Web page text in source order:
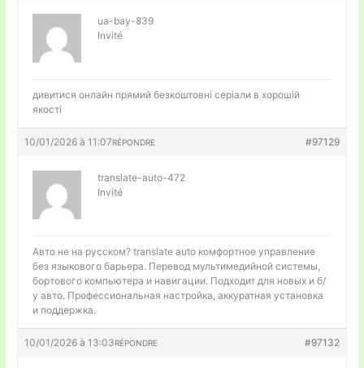
ua-bay-839
Invité
дивитися онлайн прямийбезкоштовні серіали в хорошій
якості
10/01/2026 à 11:07 #97129
RÉPONDRE
translate-auto-472
Invité
Авто не на русском?translate auto комфортное управление
без языкового барьера. Перевод мультимедийной системы,
бортового компьютера и навигации. Подходит для новых и б/
у авто. Профессиональная настройка, аккуратная установка
и поддержка.
10/01/2026 à 13:03 #97132
RÉPONDRE